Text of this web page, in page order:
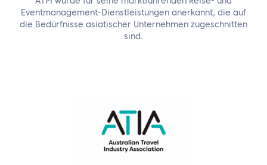
Eventmanagement-Dienstleistungen anerkannt, die auf
die Bedürfnisse asiatischer Unternehmen zugeschnitten
sind.